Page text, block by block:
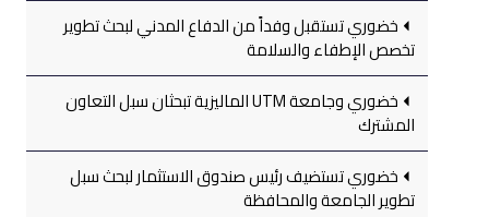
خضوري تستقبل وفداً من الدفاع المدني لبحث تطوير
تخصص الإطفاء والسلامة
خضوري وجامعة UTM الماليزية تبحثان سبل التعاون
المشترك
خضوري تستضيف رئيس صندوق الاستثمار لبحث سبل
تطوير الجامعة والمحافظة